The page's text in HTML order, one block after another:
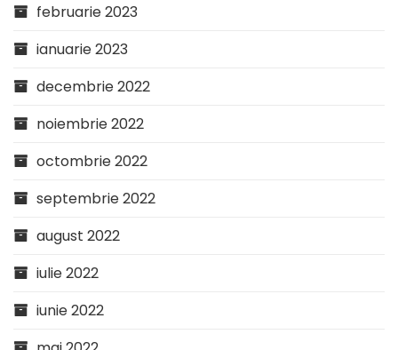
februarie 2023
ianuarie 2023
decembrie 2022
noiembrie 2022
octombrie 2022
septembrie 2022
august 2022
iulie 2022
iunie 2022